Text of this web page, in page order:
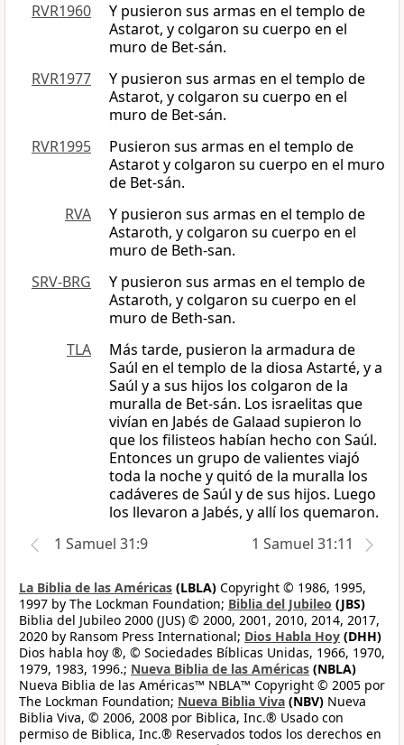
RVR1960
Y pusieron sus armas en el templo de
Astarot, y colgaron su cuerpo en el
muro de Bet-sán.
RVR1977
Y pusieron sus armas en el templo de
Astarot, y colgaron su cuerpo en el
muro de Bet-sán.
RVR1995
Pusieron sus armas en el templo de
Astarot y colgaron su cuerpo en el muro
de Bet-sán.
RVA
Y pusieron sus armas en el templo de
Astaroth, y colgaron su cuerpo en el
muro de Beth-san.
SRV-BRG
Y pusieron sus armas en el templo de
Astaroth, y colgaron su cuerpo en el
muro de Beth-san.
TLA
Más tarde, pusieron la armadura de
Saúl en el templo de la diosa Astarté, y a
Saúl y a sus hijos los colgaron de la
muralla de Bet-sán. Los israelitas que
vivían en Jabés de Galaad supieron lo
que los filisteos habían hecho con Saúl.
Entonces un grupo de valientes viajó
toda la noche y quitó de la muralla los
cadáveres de Saúl y de sus hijos. Luego
los llevaron a Jabés, y allí los quemaron.
1 Samuel 31:9
1 Samuel 31:11
La Biblia de las Américas (LBLA) Copyright © 1986, 1995,
1997 by The Lockman Foundation; Biblia del Jubileo (JBS)
Biblia del Jubileo 2000 (JUS) © 2000, 2001, 2010, 2014, 2017,
2020 by Ransom Press International; Dios Habla Hoy (DHH)
Dios habla hoy ®, © Sociedades Bíblicas Unidas, 1966, 1970,
1979, 1983, 1996.; Nueva Biblia de las Américas (NBLA)
Nueva Biblia de las Américas™ NBLA™ Copyright © 2005 por
The Lockman Foundation; Nueva Biblia Viva (NBV) Nueva
Biblia Viva, © 2006, 2008 por Biblica, Inc.® Usado con
permiso de Biblica, Inc.® Reservados todos los derechos en